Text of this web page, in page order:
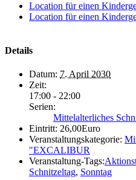
Location für einen
Location für einen
Details
Datum: 7. April 2030
Zeit:
17:00 - 22:00
Serien:
Mittelalterliches
Eintritt: 26,00Euro
Veranstaltungskategorie:
"EXCALIBUR
Veranstaltung-Tags:
Schnitzeltag, Sonntag